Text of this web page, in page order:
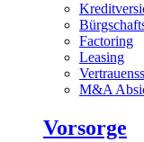
Factoring
Leasing
M&A
Vorsorge